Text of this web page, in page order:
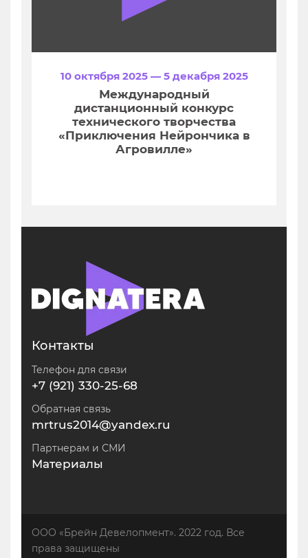
10 октября 2025 — 5 декабря 2025
Международный
дистанционный конкурс
технического творчества
«Приключения Нейрончика в
Агровилле»
Контакты
Телефон для связи
+7 (921) 330-25-68
Обратная связь
mrtrus2014@yandex.ru
Партнерам и СМИ
Материалы
ООО «Брейн Девелопмент». 2022 год. Все
права защищены